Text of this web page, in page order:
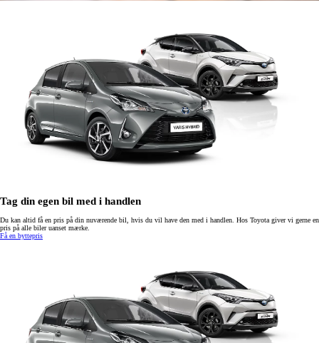
Tag din egen bil med i handlen
Du kan altid få en pris på din nuværende bil, hvis du vil have den med i handlen. Hos Toyota giver vi gerne en
pris på alle biler uanset mærke.
Få en byttepris